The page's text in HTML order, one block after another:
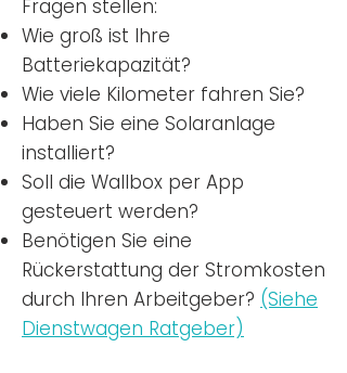
Fragen stellen:
Wie groß ist Ihre
Batteriekapazität?
Wie viele Kilometer fahren Sie?
Haben Sie eine Solaranlage
installiert?
Soll die Wallbox per App
gesteuert werden?
Benötigen Sie eine
Rückerstattung der Stromkosten
durch Ihren Arbeitgeber? (Siehe
Dienstwagen Ratgeber)